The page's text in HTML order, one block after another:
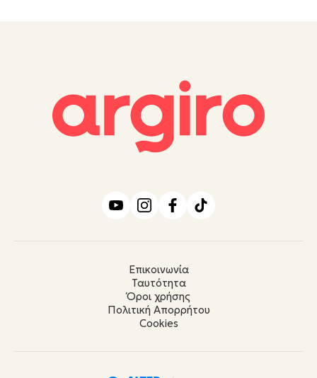
Επικοινωνία
Ταυτότητα
Όροι χρήσης
Πολιτική Απορρήτου
Cookies